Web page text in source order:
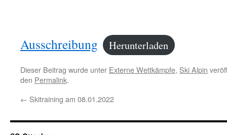
Ausschreibung Herunterladen
Dieser Beitrag wurde unter Externe Wettkämpfe, Ski Alpin
den Permalink.
← Skitraining am 08.01.2022